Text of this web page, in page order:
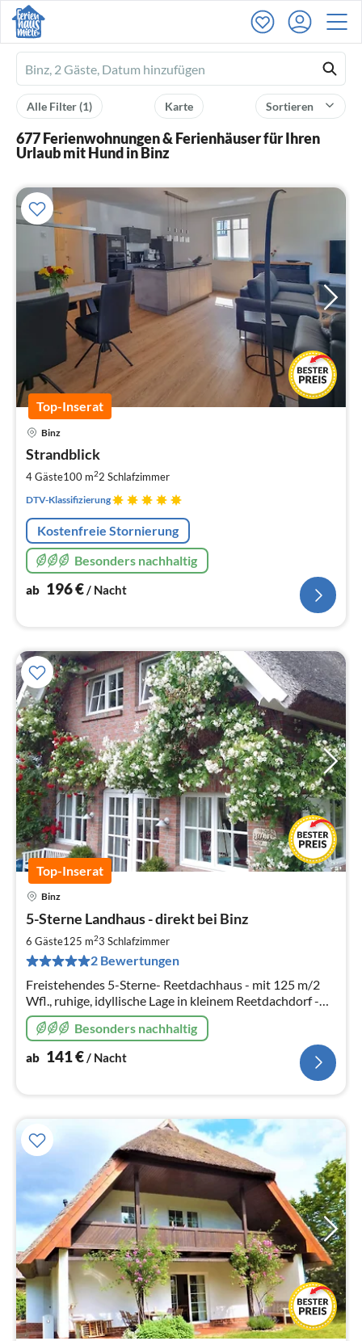
Ferienhausmiete
logo
Sortieren
Karte
Alle Filter(1)
677 Ferienwohnungen & Ferienhäuser für Ihren
Urlaub mit Hund in Binz
Top-Inserat
Binz
Strandblick
4 Gäste100 m22 Schlafzimmer
DTV-Klassifizierung
Kostenfreie Stornierung
Besonders nachhaltig
ab 196€/ Nacht
Top-Inserat
Binz
5-Sterne Landhaus - direkt bei Binz
6 Gäste125 m23 Schlafzimmer
2 Bewertungen
Freistehendes 5-Sterne- Reetdachhaus - mit 125 m/2
Wfl., ruhige, idyllische Lage in kleinem Reetdachdorf -
ggf. auch mit 85 m/2 Wellness-/Fitnessbereich im
Nebengebäude buchbar.
Besonders nachhaltig
ab 141€/ Nacht